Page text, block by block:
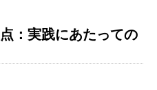
：実践にあたっての